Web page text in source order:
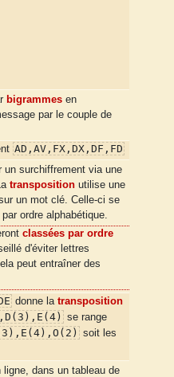
bigrammesen
par le couple de
AD,AV,FX,DX,DF,FD
surchiffrement via une
transposition utilise une
un mot clé. Celle-ci se
ordre alphabétique.
classées par ordre
d'éviter lettres
peut entraîner des
donne la transposition
se range
soit les
ligne, dans un tableau de